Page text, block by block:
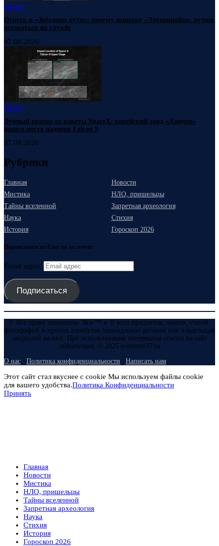
Наука
Отпуск в «Звёздном пути»: почему экипажу «Энтерпрайза» лучше
оставаться на службе
07.08.2026
Наука
Лунный кратер от ракеты SpaceX: корейский зонд «Данури»
нашел место падения Falcon 9
07.08.2026
Рубрики
Главная
Новости
Мистика
НЛО, пришельцы
Тайны вселенной
Запретная археология
Наука
Стихия
История
Гороскоп 2026
Подписаться на блог по эл. почте
Email адрес
Подписаться
© Все права защищены. Все ™ и © всех продуктов, знаков, статей,
фотографий и прочих атрибутов принадлежат авторам или владельцам
лицензий на них. При использовании материалов ссылка на сайт
обязательна. © 2025 evmenov37.ru
О нас Политика конфиденциальности Написать нам
Этот сайт стал вкуснее с cookie Мы используем файлы cookie
для вашего удобства.Политика Конфиденциальности
Принять
Главная
Новости
Мистика
НЛО, пришельцы
Тайны вселенной
Запретная археология
Наука
Стихия
История
Гороскоп 2026